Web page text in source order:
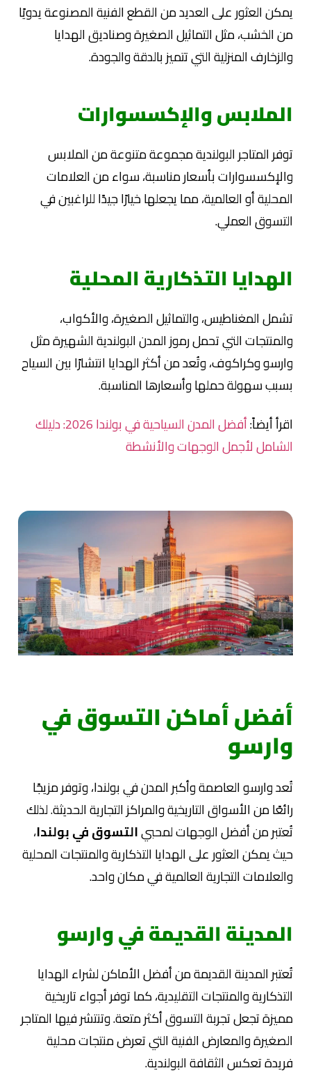
يمكن العثور على العديد من القطع الفنية المصنوعة يدويًا
من الخشب، مثل التماثيل الصغيرة وصناديق الهدايا
والزخارف المنزلية التي تتميز بالدقة والجودة.
الملابس والإكسسوارات
توفر المتاجر البولندية مجموعة متنوعة من الملابس
والإكسسوارات بأسعار مناسبة، سواء من العلامات
المحلية أو العالمية، مما يجعلها خيارًا جيدًا للراغبين في
التسوق العملي.
الهدايا التذكارية المحلية
تشمل المغناطيس، والتماثيل الصغيرة، والأكواب،
والمنتجات التي تحمل رموز المدن البولندية الشهيرة مثل
وارسو وكراكوف، وتُعد من أكثر الهدايا انتشارًا بين السياح
بسبب سهولة حملها وأسعارها المناسبة.
اقرأ أيضاً:
أفضل المدن السياحية في بولندا 2026: دليلك
الشامل لأجمل الوجهات والأنشطة
أفضل أماكن التسوق في
وارسو
تُعد وارسو العاصمة وأكبر المدن في بولندا، وتوفر مزيجًا
رائعًا من الأسواق التاريخية والمراكز التجارية الحديثة. لذلك
تُعتبر من أفضل الوجهات لمحبيالتسوق في بولندا،
حيث يمكن العثور على الهدايا التذكارية والمنتجات المحلية
والعلامات التجارية العالمية في مكان واحد.
المدينة القديمة في وارسو
تُعتبر المدينة القديمة من أفضل الأماكن لشراء الهدايا
التذكارية والمنتجات التقليدية، كما توفر أجواء تاريخية
مميزة تجعل تجربة التسوق أكثر متعة. وتنتشر فيها المتاجر
الصغيرة والمعارض الفنية التي تعرض منتجات محلية
فريدة تعكس الثقافة البولندية.